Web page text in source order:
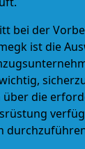
bei der
ist die
über die